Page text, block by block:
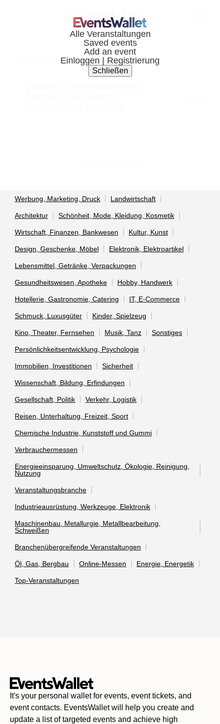
Mankato, United states
Werbung, Marketing, Druck Landwirtschaft
Architektur Schönheit, Mode, Kleidung, Kosmetik
Wirtschaft, Finanzen, Bankwesen Kultur, Kunst
Design, Geschenke, Möbel Elektronik, Elektroartikel
Lebensmittel, Getränke, Verpackungen
Gesundheitswesen, Apotheke Hobby, Handwerk
Hotellerie, Gastronomie, Catering IT, E-Commerce
Schmuck, Luxusgüter Kinder, Spielzeug
Kino, Theater, Fernsehen Musik, Tanz Sonstiges
Persönlichkeitsentwicklung, Psychologie
Immobilien, Investitionen Sicherheit
Wissenschaft, Bildung, Erfindungen
Gesellschaft, Politik Verkehr, Logistik
Reisen, Unterhaltung, Freizeit, Sport
Chemische Industrie, Kunststoff und Gummi
Verbrauchermessen
Energieeinsparung, Umweltschutz, Ökologie, Reinigung,
Nutzung
Veranstaltungsbranche
Industrieausrüstung, Werkzeuge, Elektronik
Maschinenbau, Metallurgie, Metallbearbeitung,
Schweißen
Branchenübergreifende Veranstaltungen
Öl, Gas, Bergbau Online-Messen Energie, Energetik
Top-Veranstaltungen
It's your personal wallet for events, event tickets, and
event contacts. EventsWallet will help you create and
update a list of targeted events and achieve high